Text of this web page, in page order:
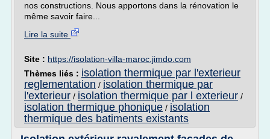
nos constructions. Nous apportons dans la rénovation le
même savoir faire...
Lire la suite
Site : https://isolation-villa-maroc.jimdo.com
Thèmes liés : isolation thermique par l'exterieur
reglementation / isolation thermique par
l'exterieur / isolation thermique par l exterieur /
isolation thermique phonique / isolation
thermique des batiments existants